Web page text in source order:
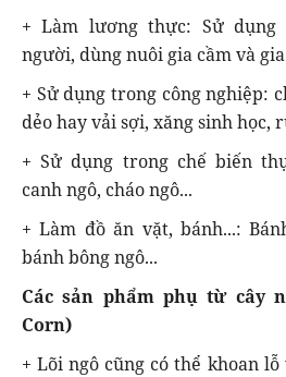
+ Làm lương thực: Sử
người, dùng nuôi gia cầm và gia
+ Sử dụng trong công nghiệp:
dẻo hay vải sợi, xăng sinh học,
+ Sử dụng trong chế biến
canh ngô, cháo ngô...
+ Làm đồ ăn vặt, bánh...:
bánh bông ngô...
Các sản phẩm phụ từ cây
Corn)
+ Lõi ngô cũng có thể khoan